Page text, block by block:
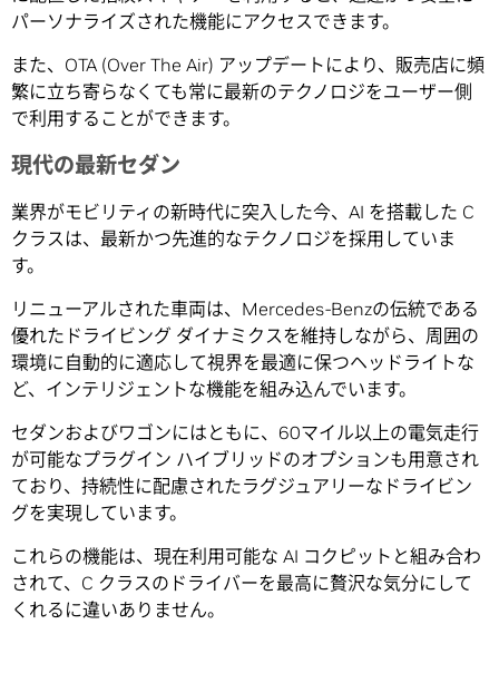
パーソナライズされた機能にアクセスできます。
また、OTA (Over The Air) アップデートにより、販売店に頻
繁に立ち寄らなくても常に最新のテクノロジをユーザー側
で利用することができます。
現代の最新セダン
業界がモビリティの新時代に突入した今、AI を搭載した C
クラスは、最新かつ先進的なテクノロジを採用していま
す。
リニューアルされた車両は、Mercedes-Benzの伝統である
優れたドライビング ダイナミクスを維持しながら、周囲の
環境に自動的に適応して視界を最適に保つヘッドライトな
ど、インテリジェントな機能を組み込んでいます。
セダンおよびワゴンにはともに、60マイル以上の電気走行
が可能なプラグイン ハイブリッドのオプションも用意され
ており、持続性に配慮されたラグジュアリーなドライビン
グを実現しています。
これらの機能は、現在利用可能な AI コクピットと組み合わ
されて、C クラスのドライバーを最高に贅沢な気分にして
くれるに違いありません。